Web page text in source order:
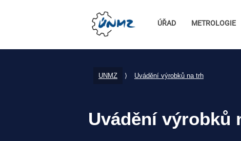
ÚŘAD METROLOGIE
UNMZ ⟩ Uvádění výrobků na trh
Uvádění výrobků